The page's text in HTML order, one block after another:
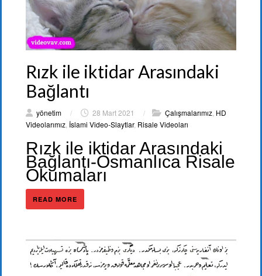
Rızk ile iktidar Arasındaki
Bağlantı
yönetim / 28 Mart 2021 / Çalışmalarımız HD
Videolarımız İslami Video-Slaytlar, Risale Videoları
Rızk ile iktidar Arasındaki
Bağlantı-Osmanlıca Risale
Okumaları
READ MORE